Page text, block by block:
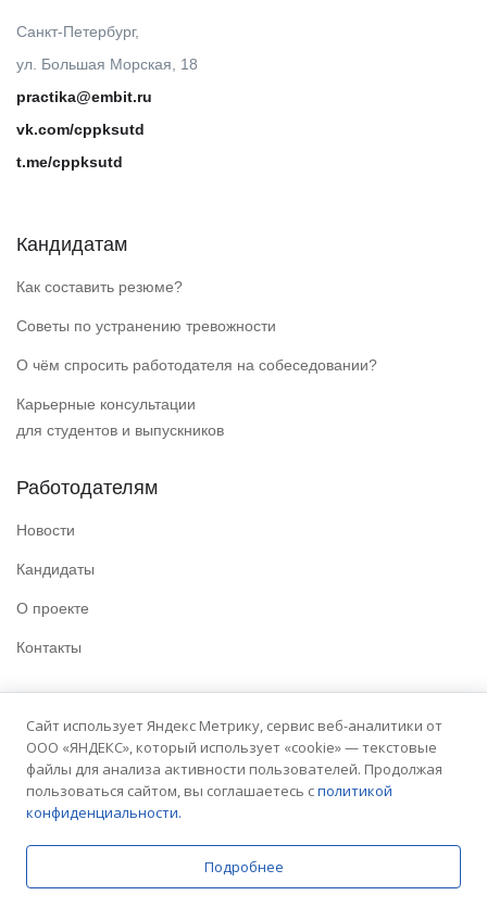
Санкт-Петербург,
ул. Большая Морская, 18
practika@embit.ru
vk.com/cppksutd
t.me/cppksutd
Кандидатам
Как составить резюме?
Советы по устранению тревожности
О чём спросить работодателя на собеседовании?
Карьерные консультации
для студентов и выпускников
Работодателям
Новости
Кандидаты
О проекте
Контакты
Политика конфиденциальности
Условия использования
Сайт университета
Сайт использует Яндекс Метрику, сервис веб-аналитики от
ООО «ЯНДЕКС», который использует «cookie» — текстовые
файлы для анализа активности пользователей. Продолжая
пользоваться сайтом, вы соглашаетесь сполитикой
конфиденциальности.
Подробнее